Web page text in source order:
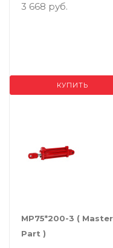
3 668 руб.
КУПИТЬ
МР75*200-3 ( Мaster
Рart )